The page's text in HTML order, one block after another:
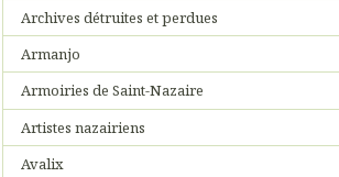
Archives détruites et perdues
Armanjo
Armoiries de Saint-Nazaire
Artistes nazairiens
Avalix